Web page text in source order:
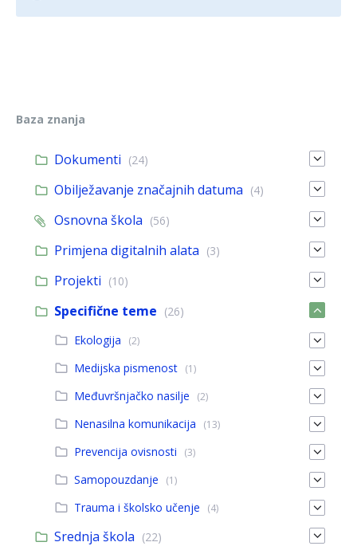
Baza znanja
Dokumenti (24)
Obilježavanje značajnih datuma (4)
Osnovna škola (56)
Primjena digitalnih alata (3)
Projekti (10)
Specifične teme (26)
Ekologija
(2)
Medijska pismenost (1)
Međuvršnjačko nasilje (2)
Nenasilna komunikacija (13)
Prevencija ovisnosti (3)
Samopouzdanje (1)
Trauma i školsko učenje (4)
Srednja škola (22)